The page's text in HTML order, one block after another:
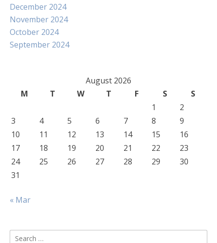
December 2024
November 2024
October 2024
September 2024
August 2026
M
T W T F S
S
1
2
3
4 5 6 7 8
9
10
11 12 13 14 15
16
17
18 19 20 21 22
23
24
25 26 27 28 29
30
31
« Mar
Search